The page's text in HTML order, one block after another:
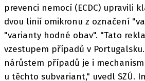
prevenci nemocí (ECDC) upravili
dvou linií omikronu z označení
"varianty hodné obav". "Tato
vzestupem případů v Portugalsku.
nárůstem případů je i
u těchto subvariant," uvedl SZÚ.